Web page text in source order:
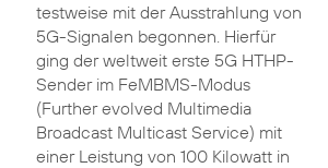
testweise mit der Ausstrahlung von
5G-Signalen begonnen. Hierfür
ging der weltweit erste 5G HTHP-
Sender im FeMBMS-Modus
(Further evolved Multimedia
Broadcast Multicast Service) mit
einer Leistung von 100 Kilowatt in